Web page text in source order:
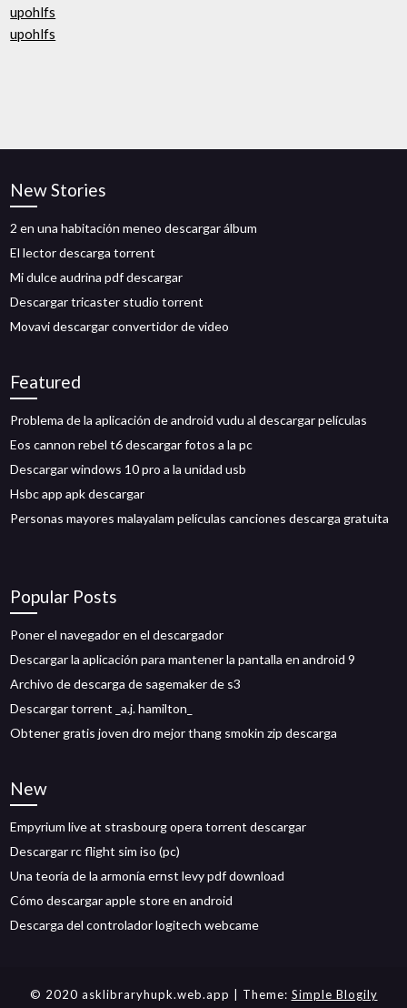
upohlfs
upohlfs
New Stories
2 en una habitación meneo descargar álbum
El lector descarga torrent
Mi dulce audrina pdf descargar
Descargar tricaster studio torrent
Movavi descargar convertidor de video
Featured
Problema de la aplicación de android vudu al descargar películas
Eos cannon rebel t6 descargar fotos a la pc
Descargar windows 10 pro a la unidad usb
Hsbc app apk descargar
Personas mayores malayalam películas canciones descarga gratuita
Popular Posts
Poner el navegador en el descargador
Descargar la aplicación para mantener la pantalla en android 9
Archivo de descarga de sagemaker de s3
Descargar torrent _a.j. hamilton_
Obtener gratis joven dro mejor thang smokin zip descarga
New
Empyrium live at strasbourg opera torrent descargar
Descargar rc flight sim iso (pc)
Una teoría de la armonía ernst levy pdf download
Cómo descargar apple store en android
Descarga del controlador logitech webcame
© 2020 asklibraryhupk.web.app | Theme: Simple Blogily